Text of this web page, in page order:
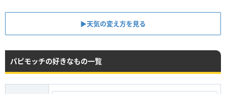
▶︎天気の変え方を見る
パピモッチの好きなもの一覧